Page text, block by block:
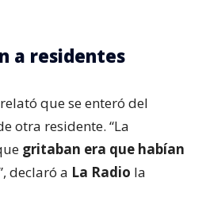
a residentes
que se enteró del
otra residente. “La
gritaban era que habían
declaró a La Radio la